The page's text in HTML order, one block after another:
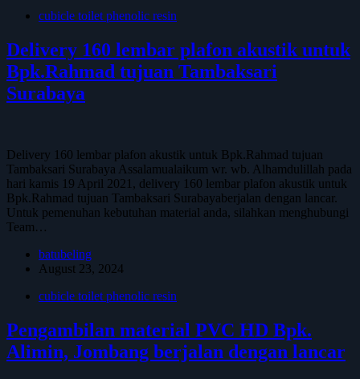
cubicle toilet phenolic resin
Delivery 160 lembar plafon akustik untuk
Bpk.Rahmad tujuan Tambaksari
Surabaya
Delivery 160 lembar plafon akustik untuk Bpk.Rahmad tujuan
Tambaksari Surabaya Assalamualaikum wr. wb. Alhamdulillah pada
hari kamis 19 April 2021, delivery 160 lembar plafon akustik untuk
Bpk.Rahmad tujuan Tambaksari Surabayaberjalan dengan lancar.
Untuk pemenuhan kebutuhan material anda, silahkan menghubungi
Team…
batubeling
August 23, 2024
cubicle toilet phenolic resin
Pengambilan material PVC HD Bpk.
Alimin, Jombang berjalan dengan lancar